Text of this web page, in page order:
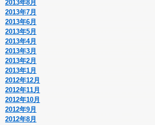
2013年8月
2013年7月
2013年6月
2013年5月
2013年4月
2013年3月
2013年2月
2013年1月
2012年12月
2012年11月
2012年10月
2012年9月
2012年8月